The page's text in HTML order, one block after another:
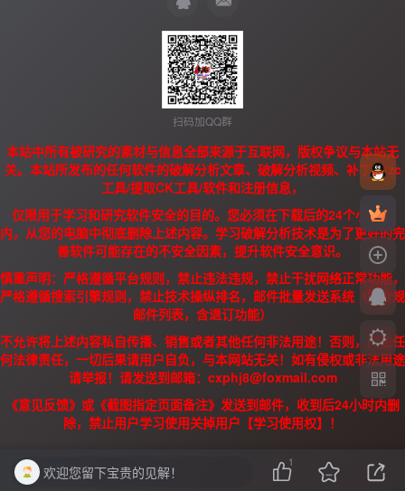
扫码加QQ群
本站中所有被研究的素材与信息全部来源于互联网，版权争议与本站无
关。本站所发布的任何软件的破解分析文章、破解分析视频、补丁、/zc
工具/提取CK工具/软件和注册信息，
仅限用于学习和研究软件安全的目的。您必须在下载后的24个小时之
内，从您的电脑中彻底删除上述内容。学习破解分析技术是为了更好的完
善软件可能存在的不安全因素，提升软件安全意识。
慎重声明：严格遵循平台规则，禁止违法违规，禁止干扰网络正常功能，
严格遵循搜索引擎规则，禁止技术操纵排名，邮件批量发送系统（需合规
邮件列表，含退订功能）
不允许将上述内容私自传播、销售或者其他任何非法用途！否则，产生任
何法律责任，一切后果请用户自负，与本网站无关！如有侵权或非法用途
请举报！请发送到邮箱：cxphj8@foxmail.com
《意见反馈》或《截图指定页面备注》发送到邮件，收到后24小时内删
除，禁止用户学习使用关掉用户【学习使用权】！
欢迎您留下宝贵的见解！
1